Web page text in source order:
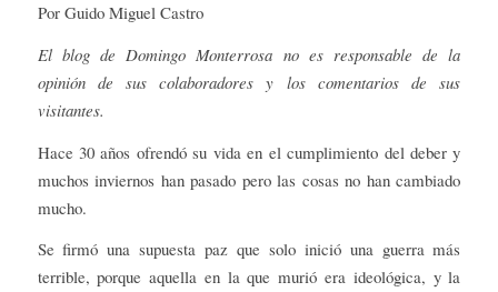
Por Guido Miguel Castro
El blog de Domingo Monterrosa no es responsable de la
opinión de sus colaboradores y los comentarios de sus
visitantes.
Hace 30 años ofrendó su vida en el cumplimiento del deber y
muchos inviernos han pasado pero las cosas no han cambiado
mucho.
Se firmó una supuesta paz que solo inició una guerra más
terrible, porque aquella en la que murió era ideológica, y la